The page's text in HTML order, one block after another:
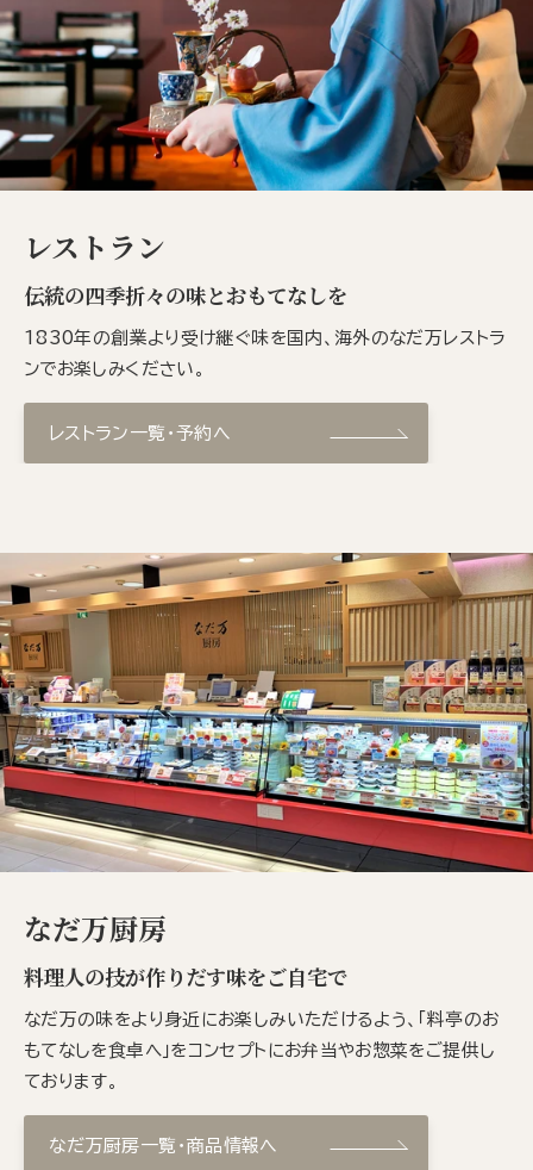
レストラン
伝統の四季折々の味とおもてなしを
1830年の創業より受け継ぐ味を国内、海外のなだ万レストラ
ンでお楽しみください。
レストラン一覧・予約へ
なだ万厨房
料理人の技が作りだす味をご自宅で
なだ万の味をより身近にお楽しみいただけるよう、「料亭のお
もてなしを食卓へ」をコンセプトにお弁当やお惣菜をご提供し
ております。
なだ万厨房一覧・商品情報へ